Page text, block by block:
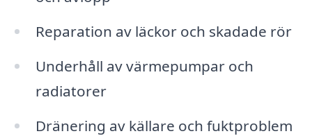
Reparation av läckor och skadade rör
Underhåll av värmepumpar och
radiatorer
Dränering av källare och fuktproblem